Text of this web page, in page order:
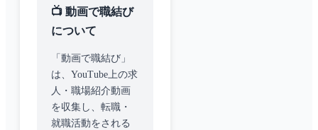
📺 動画で職結び
について
「動画で職結び」
は、YouTube上の求
人・職場紹介動画
を収集し、転職・
就職活動をされる